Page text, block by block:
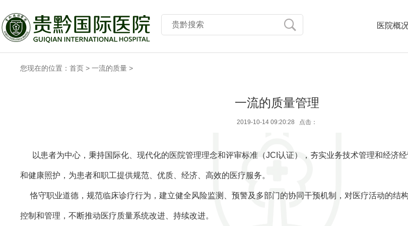
医院概
您现在的位置： 首页 > 一流的质量 >
一流的质量管理
2019-10-14 09:20:28 点击：
以患者为中心，秉持国际化、现代化的医院管理理念和评审标准（JCI认证），夯实业务技术管理和经济
和健康照护，为患者和职工提供规范、优质、经济、高效的医疗服务。
恪守职业道德，规范临床诊疗行为，建立健全风险监测、预警及多部门的协同干预机制，对医疗活动的结
控制和管理，不断推动医疗质量系统改进、持续改进。